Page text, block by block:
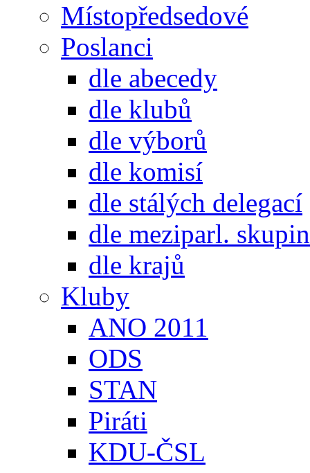
Místopředsedové
Poslanci
dle abecedy
dle klubů
dle výborů
dle komisí
dle stálých delegací
dle meziparl. skupin
dle krajů
Kluby
ANO 2011
ODS
STAN
Piráti
KDU-ČSL